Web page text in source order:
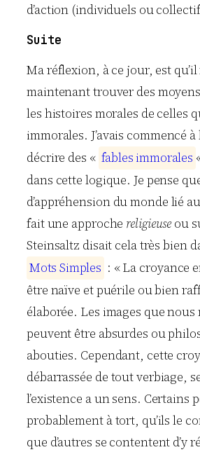
d’action (individuels ou
Suite
Ma réflexion, à ce jour, est
maintenant trouver des
les histoires morales de celles
immorales. J’avais commencé
décrire des « fables immorales
dans cette logique. Je pense
d’appréhension du monde lié
fait une approche religieuseou
Steinsaltz disait cela très bien
Mots Simples : « La croyance
être naïve et puérile ou bien
élaborée. Les images que
peuvent être absurdes ou
abouties. Cependant, cette
débarrassée de tout verbiage,
l’existence a un sens. Certains
probablement à tort, qu’ils le
que d’autres se contentent d’y